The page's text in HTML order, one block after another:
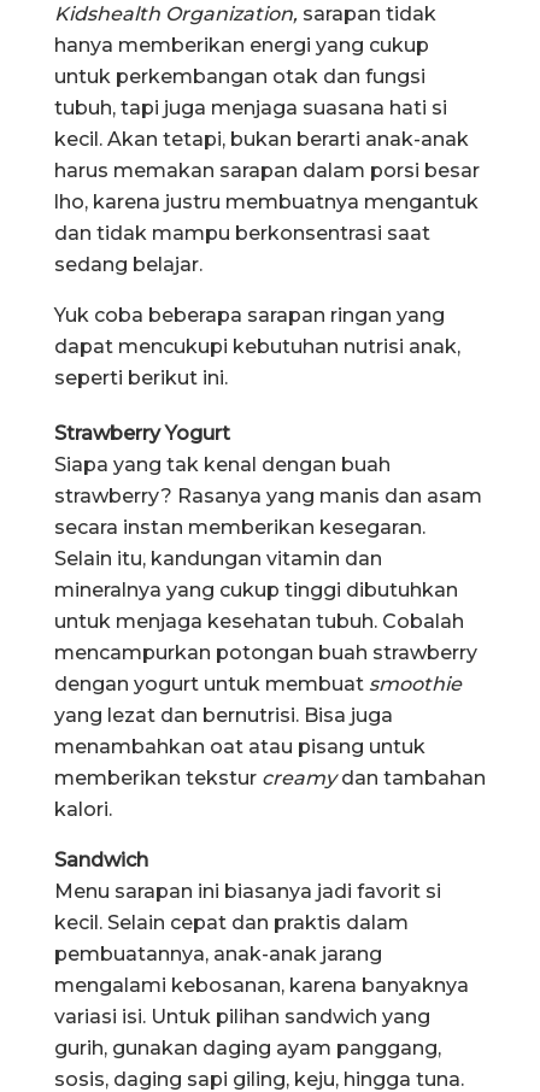
Kidshealth Organization, sarapan tidak
hanya memberikan energi yang cukup
untuk perkembangan otak dan fungsi
tubuh, tapi juga menjaga suasana hati si
kecil. Akan tetapi, bukan berarti anak-anak
harus memakan sarapan dalam porsi besar
lho, karena justru membuatnya mengantuk
dan tidak mampu berkonsentrasi saat
sedang belajar.
Yuk coba beberapa sarapan ringan yang
dapat mencukupi kebutuhan nutrisi anak,
seperti berikut ini.
Strawberry Yogurt
Siapa yang tak kenal dengan buah
strawberry? Rasanya yang manis dan asam
secara instan memberikan kesegaran.
Selain itu, kandungan vitamin dan
mineralnya yang cukup tinggi dibutuhkan
untuk menjaga kesehatan tubuh. Cobalah
mencampurkan potongan buah strawberry
dengan yogurt untuk membuat smoothie
yang lezat dan bernutrisi. Bisa juga
menambahkan oat atau pisang untuk
memberikan tekstur creamydan tambahan
kalori.
Sandwich
Menu sarapan ini biasanya jadi favorit si
kecil. Selain cepat dan praktis dalam
pembuatannya, anak-anak jarang
mengalami kebosanan, karena banyaknya
variasi isi. Untuk pilihan sandwich yang
gurih, gunakan daging ayam panggang,
sosis, daging sapi giling, keju, hingga tuna.